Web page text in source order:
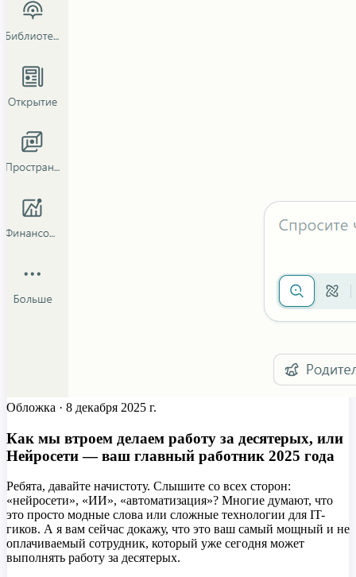
Обложка · 8 декабря 2025 г.
Как мы втроем делаем работу за десятерых, или
Нейросети — ваш главный работник 2025 года
Ребята, давайте начистоту. Слышите со всех сторон:
«нейросети», «ИИ», «автоматизация»? Многие думают, что
это просто модные слова или сложные технологии для IT-
гиков. А я вам сейчас докажу, что это ваш самый мощный и не
оплачиваемый сотрудник, который уже сегодня может
выполнять работу за десятерых.